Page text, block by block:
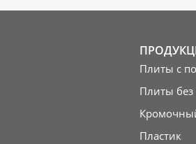
Плиты с
Плиты
Пластик